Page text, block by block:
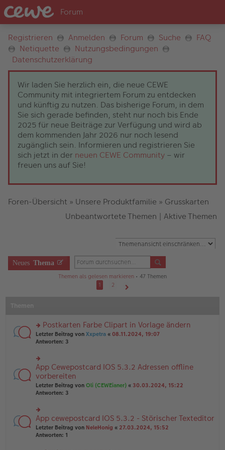
Registrieren Anmelden Forum Suche
FAQ
Netiquette
Nutzungsbedingungen
Datenschutzerklärung
Wir laden Sie herzlich ein, die neue CEWE
Community mit integriertem Forum zu entdecken
und künftig zu nutzen. Das bisherige Forum, in dem
Sie sich gerade befinden, steht nur noch bis Ende
2025 für neue Beiträge zur Verfügung und wird ab
dem kommenden Jahr 2026 nur noch lesend
zugänglich sein. Informieren und registrieren Sie
sich jetzt in der neuen CEWE Community – wir
freuen uns auf Sie!
Foren-Übersicht » Unsere Produktfamilie » Grusskarten
Unbeantwortete Themen | Aktive Themen
Neues Thema
Themen als gelesen markieren • 47 Themen
1
2
rs
te
u
n
g
el
es
e
er
B
ei
tr
a
Postkarten Farbe Clipart in Vorlage ändern
Letzter Beitrag von Xxpetra « 08.11.2024, 19:07
Antworten: 3
rs
te
r
u
n
el
es
e
n
App Cewepostcard IOS 5.3.2 Adressen offline
vorbereiten
Letzter Beitrag von Oli (CEWEianer) « 30.03.2024, 15:22
Antworten: 3
rs
te
r
App cewepostcard IOS 5.3.2 - Störischer Texteditor
Letzter Beitrag von NeleHonig « 27.03.2024, 15:52
Antworten: 1